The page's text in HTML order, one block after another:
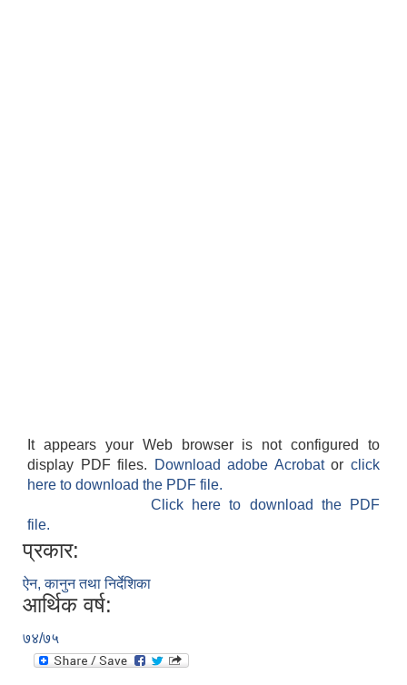
It appears your Web browser is not configured to
display PDF files.
Download adobe Acrobatorclick
here to download the PDF file.
Click here to download the PDF
file.
प्रकार:
ऐन, कानुन तथा निर्देशिका
आर्थिक वर्ष:
७४/७५